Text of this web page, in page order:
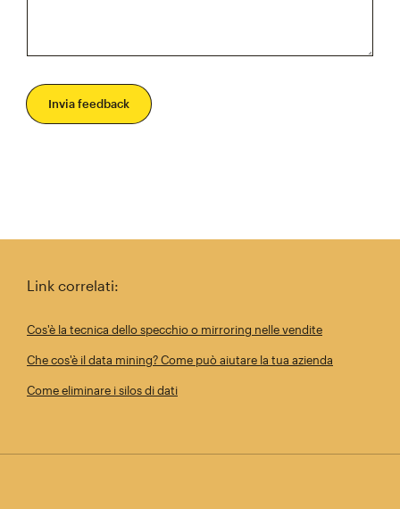
Invia feedback
Link correlati:
Cos'è la tecnica dello specchio o mirroring nelle vendite
Che cos'è il data mining? Come può aiutare la tua azienda
Come eliminare i silos di dati